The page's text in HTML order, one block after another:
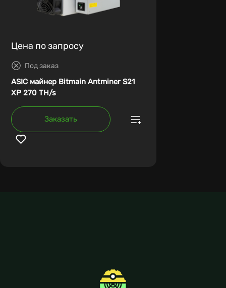
Цена по запросу
Под заказ
ASIC майнер Bitmain Antminer S21
XP 270 TH/s
Заказать